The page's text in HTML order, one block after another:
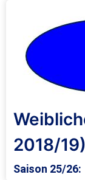
2018/19)
Saison 25/26: